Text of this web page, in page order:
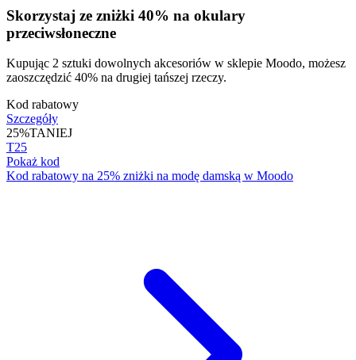
Skorzystaj ze zniżki 40% na okulary
przeciwsłoneczne
Kupując 2 sztuki dowolnych akcesoriów w sklepie Moodo, możesz
zaoszczędzić 40% na drugiej tańszej rzeczy.
Kod rabatowy
Szczegóły
25%TANIEJ
T25
Pokaż kod
Kod rabatowy na 25% zniżki na modę damską w Moodo